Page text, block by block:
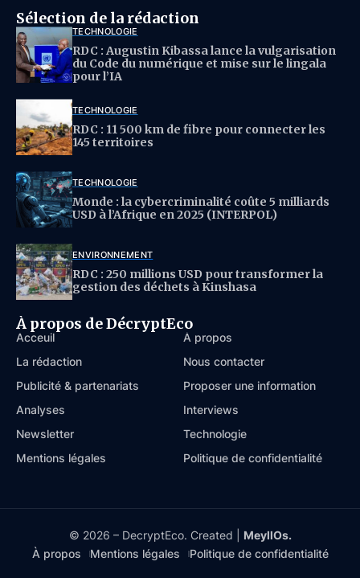
Sélection de la rédaction
TECHNOLOGIE
RDC : Augustin Kibassa lance la vulgarisation
du Code du numérique et mise sur le lingala
pour l’IA
TECHNOLOGIE
RDC : 11 500 km de fibre pour connecter les
145 territoires
TECHNOLOGIE
Monde : la cybercriminalité coûte 5 milliards
USD à l’Afrique en 2025 (INTERPOL)
ENVIRONNEMENT
RDC : 250 millions USD pour transformer la
gestion des déchets à Kinshasa
À propos de DécryptEco
Acceuil
À propos
La rédaction
Nous contacter
Publicité & partenariats
Proposer une information
Analyses
Interviews
Newsletter
Technologie
Mentions légales
Politique de confidentialité
© 2026 – DecryptEco. Created | MeyllOs.
À propos
Mentions légales Politique de confidentialité